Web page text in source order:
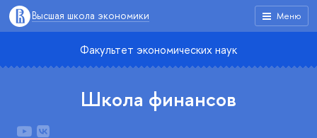
Меню
Высшая школа экономики
Факультет экономических наук
Школа финансов